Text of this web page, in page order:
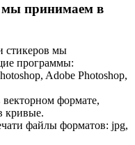
принимаем в
стикеров мы
программы:
Adobe Photoshop,
векторном формате,
кривые.
файлы форматов: jpg,